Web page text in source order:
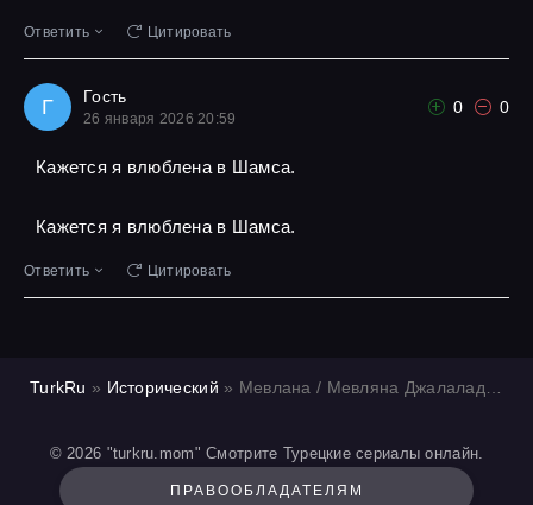
Ответить Цитировать
Г Гость
26 января 2026 20:59
0 0
Кажется я влюблена в Шамса.
Кажется я влюблена в Шамса.
Ответить Цитировать
TurkRu » Исторический » Мевлана / Мевляна Джалаладдин Руми
© 2026 "turkru.mom" Смотрите Турецкие сериалы онлайн.
ПРАВООБЛАДАТЕЛЯМ